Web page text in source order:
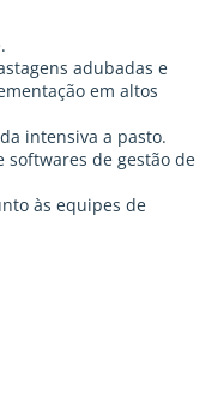
adubadas e
em altos
intensiva a pasto.
softwares de gestão de
às equipes de